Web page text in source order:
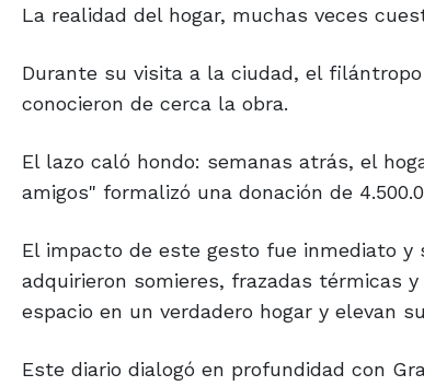
La realidad del hogar, muchas veces
Durante su visita a la ciudad, el
conocieron de cerca la obra.
El lazo caló hondo: semanas atrás, el
amigos" formalizó una donación de
El impacto de este gesto fue inmediato
adquirieron somieres, frazadas térmicas
espacio en un verdadero hogar y elevan
Este diario dialogó en profundidad con